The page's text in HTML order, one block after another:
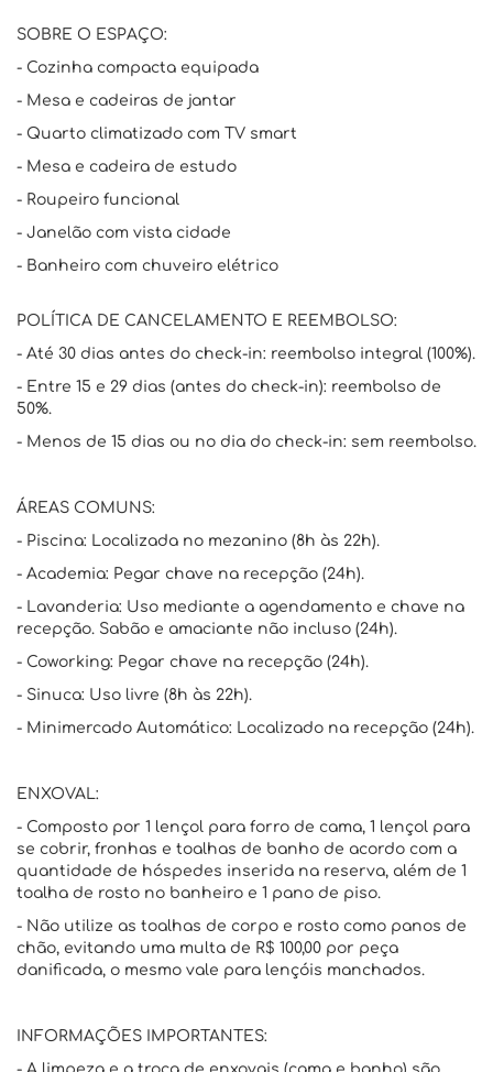
SOBRE O ESPAÇO:
- Cozinha compacta equipada
- Mesa e cadeiras de jantar
- Quarto climatizado com TV smart
- Mesa e cadeira de estudo
- Roupeiro funcional
- Janelão com vista cidade
- Banheiro com chuveiro elétrico
POLÍTICA DE CANCELAMENTO E REEMBOLSO:
- Até 30 dias antes do check-in: reembolso integral (100%).
- Entre 15 e 29 dias (antes do check-in): reembolso de
50%.
- Menos de 15 dias ou no dia do check-in: sem reembolso.
ÁREAS COMUNS:
- Piscina: Localizada no mezanino (8h às 22h).
- Academia: Pegar chave na recepção (24h).
- Lavanderia: Uso mediante a agendamento e chave na
recepção. Sabão e amaciante não incluso (24h).
- Coworking: Pegar chave na recepção (24h).
- Sinuca: Uso livre (8h às 22h).
- Minimercado Automático: Localizado na recepção (24h).
ENXOVAL:
- Composto por 1 lençol para forro de cama, 1 lençol para
se cobrir, fronhas e toalhas de banho de acordo com a
quantidade de hóspedes inserida na reserva, além de 1
toalha de rosto no banheiro e 1 pano de piso.
- Não utilize as toalhas de corpo e rosto como panos de
chão, evitando uma multa de R$ 100,00 por peça
danificada, o mesmo vale para lençóis manchados.
INFORMAÇÕES IMPORTANTES: